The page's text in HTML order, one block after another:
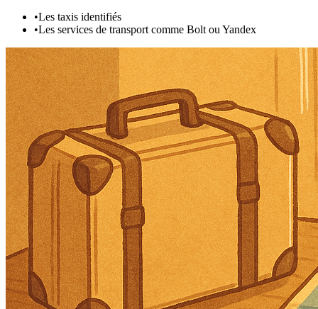
•Les taxis identifiés
•Les services de transport comme Bolt ou Yandex